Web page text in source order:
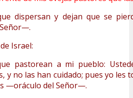
dispersan y dejan que se
Israel:
pastorean a mi pueblo:
y no las han cuidado; pues yo les
—oráculo del Señor—.